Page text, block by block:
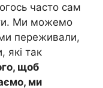
часто сам
Ми можемо
переживали,
які так
щоб
ми